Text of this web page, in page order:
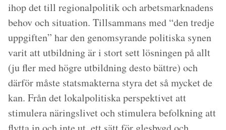
ihop det till regionalpolitik och arbetsmarknadens
behov och situation. Tillsammans med “den tredje
uppgiften” har den genomsyrande politiska synen
varit att utbildning är i stort sett lösningen på allt
(ju fler med högre utbildning desto bättre) och
därför måste statsmakterna styra det så mycket de
kan. Från det lokalpolitiska perspektivet att
stimulera näringslivet och stimulera befolkning att